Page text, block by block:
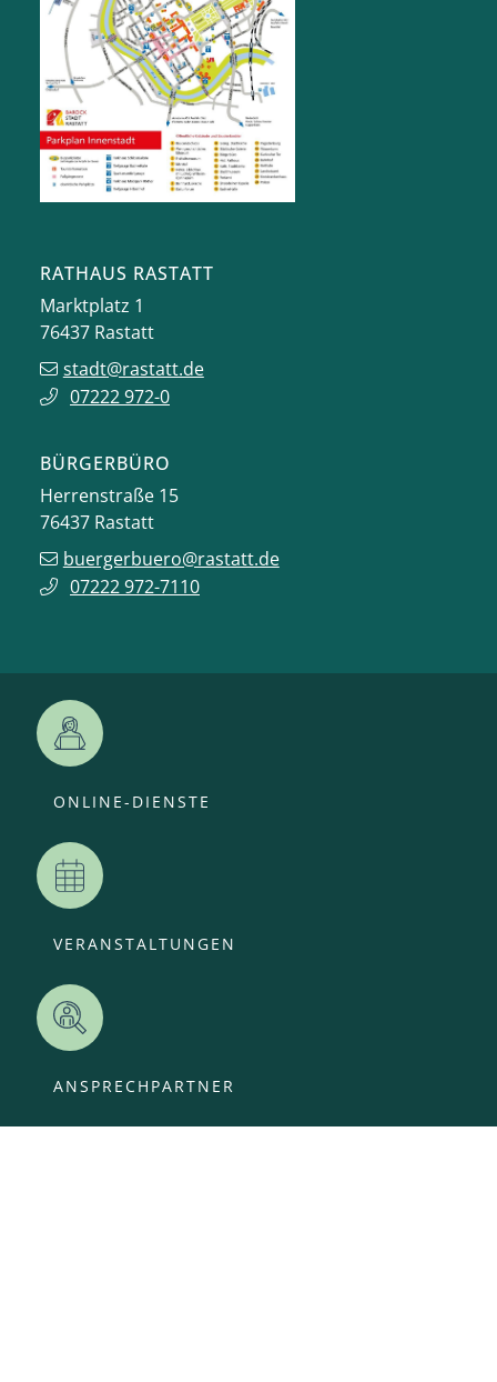
RATHAUS RASTATT
Marktplatz 1
76437 Rastatt
stadt@rastatt.de
07222 972-0
BÜRGERBÜRO
Herrenstraße 15
76437 Rastatt
buergerbuero@rastatt.de
07222 972-7110
ONLINE-DIENSTE
VERANSTALTUNGEN
ANSPRECHPARTNER